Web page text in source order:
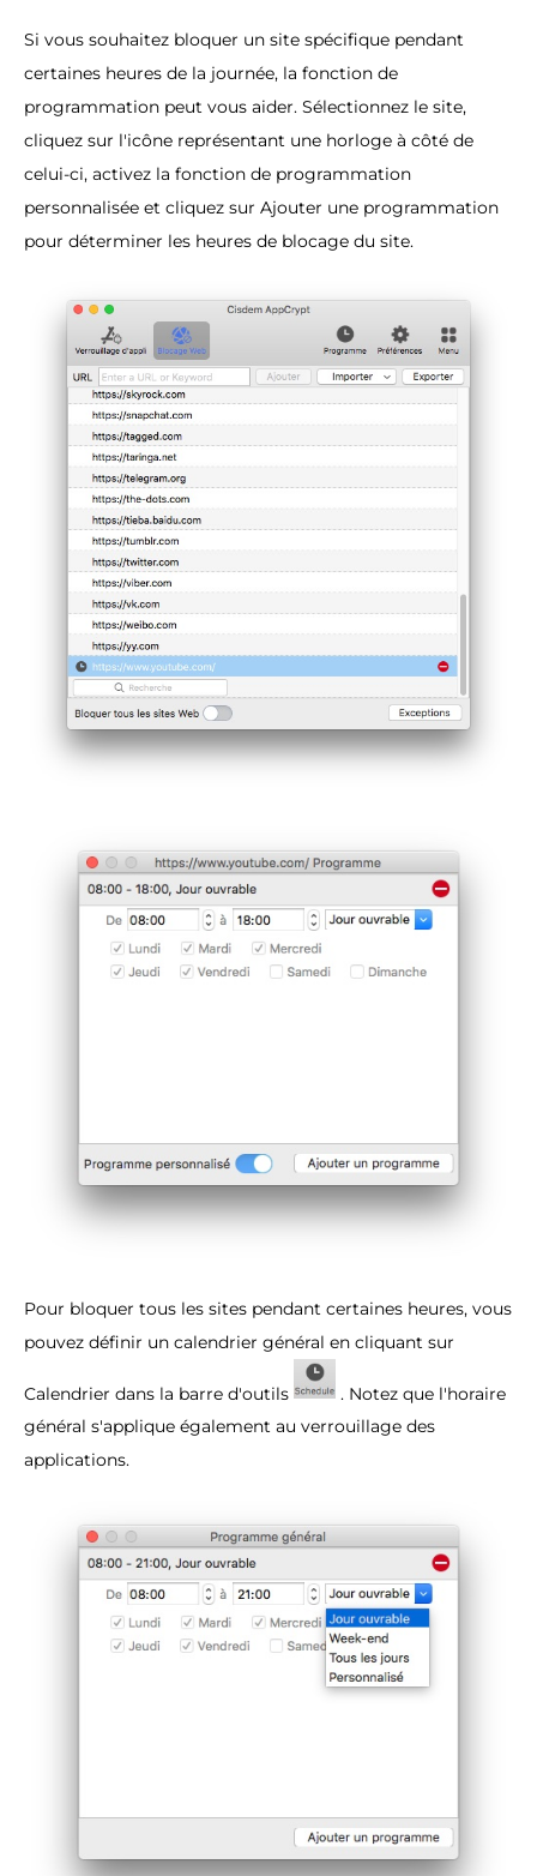
Si vous souhaitez bloquer un site spécifique pendant
certaines heures de la journée, la fonction de
programmation peut vous aider. Sélectionnez le site,
cliquez sur l'icône représentant une horloge à côté de
celui-ci, activez la fonction de programmation
personnalisée et cliquez sur Ajouter une programmation
pour déterminer les heures de blocage du site.
Pour bloquer tous les sites pendant certaines heures, vous
pouvez définir un calendrier général en cliquant sur
Calendrier dans la barre d'outils
. Notez que l'horaire
général s'applique également au verrouillage des
applications.